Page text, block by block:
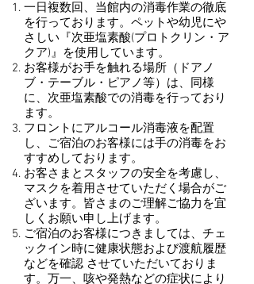
一日複数回、当館内の消毒作業の徹底
を行っております。ペットや幼児にや
さしい『次亜塩素酸(プロトクリン・ア
クア)』を使用しています。
お客様がお手を触れる場所（ドアノ
ブ・テーブル・ピアノ等）は、同様
に、次亜塩素酸での消毒を行っており
ます。
フロントにアルコール消毒液を配置
し、ご宿泊のお客様には手の消毒をお
すすめしております。
お客さまとスタッフの安全を考慮し、
マスクを着用させていただく場合がご
ざいます。 皆さまのご理解ご協力を宜
しくお願い申し上げます。
ご宿泊のお客様につきましては、チェ
ックイン時に健康状態および渡航履歴
などを確認 させていただいておりま
す。万一、咳や発熱などの症状により